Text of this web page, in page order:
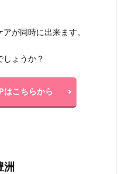
が同時に出来ます。
しょうか？
はこちらから
洲